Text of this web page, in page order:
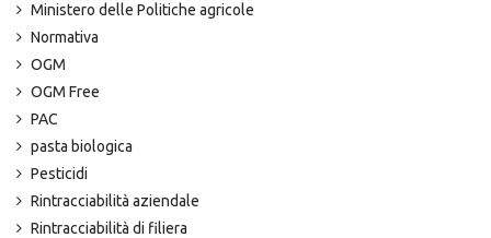
Ministero delle Politiche agricole
Normativa
OGM
OGM Free
PAC
pasta biologica
Pesticidi
Rintracciabilità aziendale
Rintracciabilità di filiera